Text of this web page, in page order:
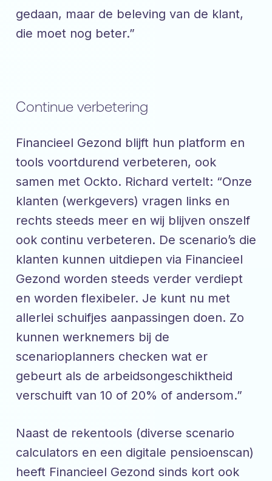
gedaan, maar de beleving van de klant,
die moet nog beter.”
Continue verbetering
Financieel Gezond blijft hun platform en
tools voortdurend verbeteren, ook
samen met Ockto. Richard vertelt: “Onze
klanten (werkgevers) vragen links en
rechts steeds meer en wij blijven onszelf
ook continu verbeteren. De scenario’s die
klanten kunnen uitdiepen via Financieel
Gezond worden steeds verder verdiept
en worden flexibeler. Je kunt nu met
allerlei schuifjes aanpassingen doen. Zo
kunnen werknemers bij de
scenarioplanners checken wat er
gebeurt als de arbeidsongeschiktheid
verschuift van 10 of 20% of andersom.”
Naast de rekentools (diverse scenario
calculators en een digitale pensioenscan)
heeft Financieel Gezond sinds kort ook